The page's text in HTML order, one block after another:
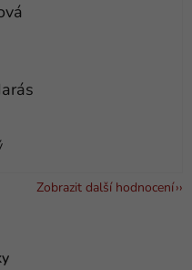
5 z 5 hvězdiček.
5 z 5 hvězdiček.
Zobrazit další hodnocení